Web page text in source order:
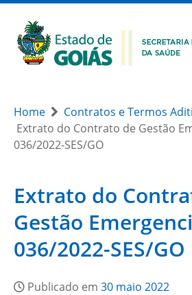
Home
Contratos e Termos
Extrato do Contrato de Gestão
036/2022-SES/GO
Extrato do
Gestão
036/2022-SES/GO
Publicado em 30 maio 2022